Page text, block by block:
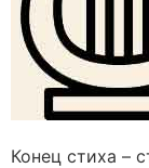
Конец стиха –